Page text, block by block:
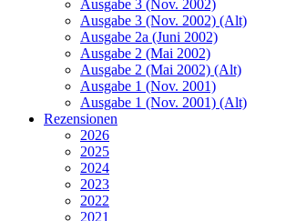
Ausgabe 3 (Nov. 2002)
Ausgabe 3 (Nov. 2002) (Alt)
Ausgabe 2a (Juni 2002)
Ausgabe 2 (Mai 2002)
Ausgabe 2 (Mai 2002) (Alt)
Ausgabe 1 (Nov. 2001)
Ausgabe 1 (Nov. 2001) (Alt)
Rezensionen
2026
2025
2024
2023
2022
2021